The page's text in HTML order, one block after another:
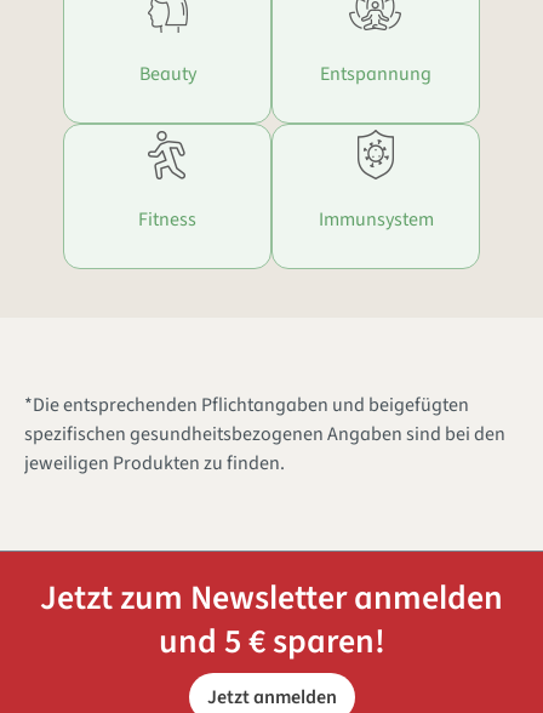
Beauty Entspannung
Fitness Immunsystem
*Die entsprechenden Pflichtangaben und beigefügten
spezifischen gesundheitsbezogenen Angaben sind bei den
jeweiligen Produkten zu finden.
Jetzt zum Newsletter anmelden
und 5 € sparen!
Jetzt anmelden